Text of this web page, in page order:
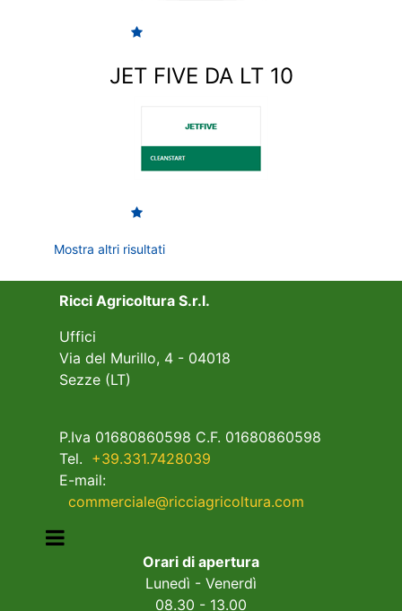
JET FIVE DA LT 10
Mostra altri risultati
Ricci Agricoltura S.r.l.
Uffici
Via del Murillo, 4 - 04018
Sezze (LT)
P.Iva 01680860598 C.F. 01680860598
Tel. +39.331.7428039
E-mail:
commerciale@ricciagricoltura.com
Open menu
Orari di apertura
Lunedì - Venerdì
08.30 - 13.00